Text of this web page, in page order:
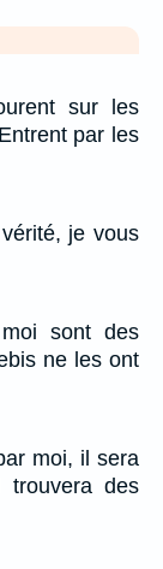
sur les
par les
je vous
sont des
ne les ont
moi, il sera
des